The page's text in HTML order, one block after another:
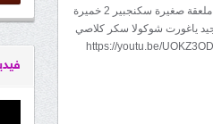
(عنبة) كركاع مقطع 2 ملاعق كاكاو 1 ملعقة صفيرة قرفة 1/2 ملعقة صغيرة سكنجبير 2 خميرة
ياغورت شوكولا سكر كلاصي